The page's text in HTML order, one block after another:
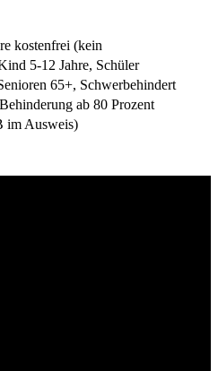
kostenfrei (kein
5-12 Jahre, Schüler
65+, Schwerbehindert
ab 80 Prozent
im Ausweis)